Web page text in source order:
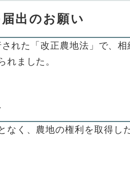
出のお願い
れた「改正農地法」で、
れました。
なく、農地の権利を取得し